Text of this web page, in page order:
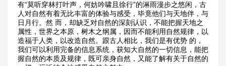
有“莫听穿林打叶声，何妨吟啸且徐行”的淋雨漫步之悠闲，古
人对自然有着无比丰富的体验与感受，毕竟他们与天地伴，与
日月行。然 而，却缺乏对自然的深刻认识，不能把握天地之
属性，世界之本原，树木之纲属，因而不能利用自然规律，以
造福于人类，以改造自然。跟古人相比，我们是有优势 的，
我们可以利用完备的信息系统，获知大自然的一切信息，能把
握自然的本质及规律，既可亲身自然，又能了解有关于自然的